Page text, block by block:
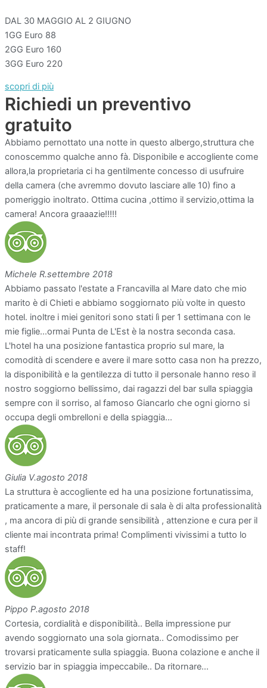
DAL 30 MAGGIO AL 2 GIUGNO
1GG Euro 88
2GG Euro 160
3GG Euro 220
scopri di più
Richiedi un preventivo
gratuito
Abbiamo pernottato una notte in questo albergo,struttura che
conoscemmo qualche anno fà. Disponibile e accogliente come
allora,la proprietaria ci ha gentilmente concesso di usufruire
della camera (che avremmo dovuto lasciare alle 10) fino a
pomeriggio inoltrato. Ottima cucina ,ottimo il servizio,ottima la
camera! Ancora graaazie!!!!!
Michele R.settembre 2018
Abbiamo passato l'estate a Francavilla al Mare dato che mio
marito è di Chieti e abbiamo soggiornato più volte in questo
hotel. inoltre i miei genitori sono stati lì per 1 settimana con le
mie figlie...ormai Punta de L'Est è la nostra seconda casa.
L'hotel ha una posizione fantastica proprio sul mare, la
comodità di scendere e avere il mare sotto casa non ha prezzo,
la disponibilità e la gentilezza di tutto il personale hanno reso il
nostro soggiorno bellissimo, dai ragazzi del bar sulla spiaggia
sempre con il sorriso, al famoso Giancarlo che ogni giorno si
occupa degli ombrelloni e della spiaggia...
Giulia V.agosto 2018
La struttura è accogliente ed ha una posizione fortunatissima,
praticamente a mare, il personale di sala è di alta professionalità
, ma ancora di più di grande sensibilità , attenzione e cura per il
cliente mai incontrata prima! Complimenti vivissimi a tutto lo
staff!
Pippo P.agosto 2018
Cortesia, cordialità e disponibilità.. Bella impressione pur
avendo soggiornato una sola giornata.. Comodissimo per
trovarsi praticamente sulla spiaggia. Buona colazione e anche il
servizio bar in spiaggia impeccabile.. Da ritornare...